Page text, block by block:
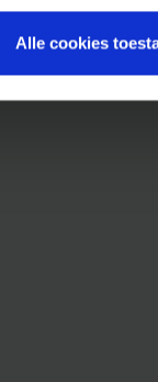
Alle cookies